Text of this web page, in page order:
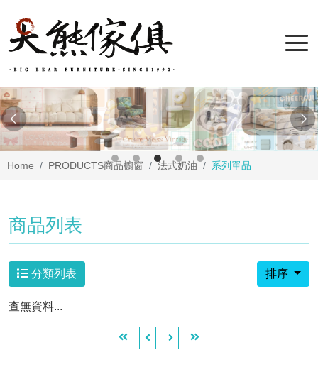
Home PRODUCTS商品櫥窗 法式奶油 系列單品
商品列表
分類列表 排序
查無資料...